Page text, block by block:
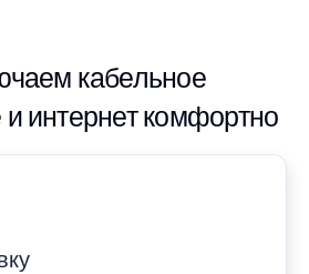
кабельное
интернет комфортно